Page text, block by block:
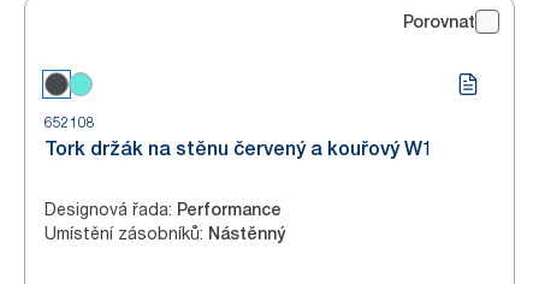
Porovnat
652108
Tork držák na stěnu červený a kouřový W1
Designová řada: Performance
Umístění zásobníků: Nástěnný